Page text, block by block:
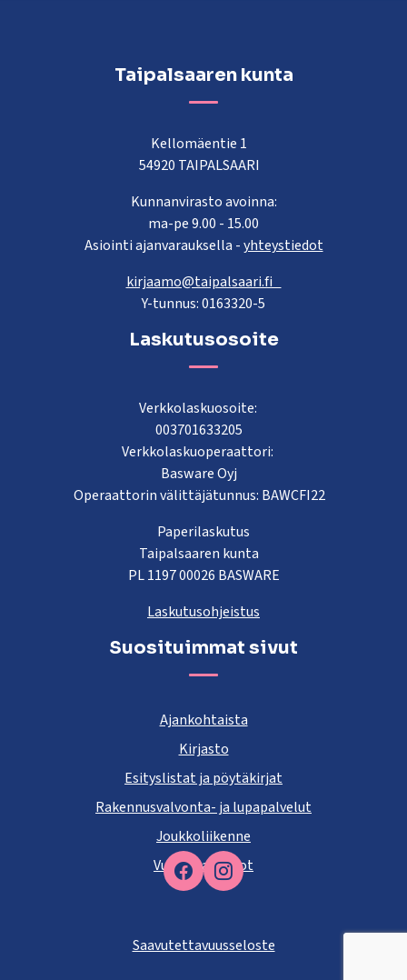
Facebook
Taipalsaaren kunta
Kellomäentie 1
54920 TAIPALSAARI
Kunnanvirasto avoinna:
ma-pe 9.00 - 15.00
Asiointi ajanvarauksella -yhteystiedot
kirjaamo@taipalsaari.fi
Y-tunnus: 0163320-5
Laskutusosoite
Verkkolaskuosoite:
003701633205
Verkkolaskuoperaattori:
Basware Oyj
Operaattorin välittäjätunnus: BAWCFI22
Paperilaskutus
Taipalsaaren kunta
PL 1197 00026 BASWARE
Laskutusohjeistus
Suosituimmat sivut
Ajankohtaista
Kirjasto
Esityslistat ja pöytäkirjat
Rakennusvalvonta- ja lupapalvelut
Joukkoliikenne
Vuokra-asunnot
Saavutettavuusseloste